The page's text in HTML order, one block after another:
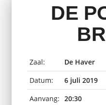
DE
Zaal:
De Haver
Datum:
6 juli 2019
Aanvang: 20:30